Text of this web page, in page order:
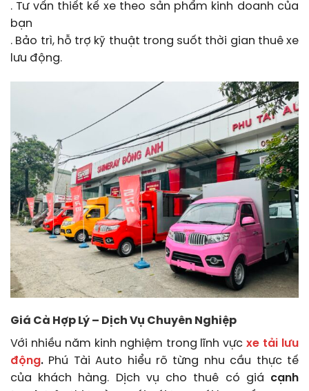
. Tư vấn thiết kế xe theo sản phẩm kinh doanh của
bạn
. Bảo trì, hỗ trợ kỹ thuật trong suốt thời gian thuê xe
lưu động.
Giá Cả Hợp Lý – Dịch Vụ Chuyên Nghiệp
Với nhiều năm kinh nghiệm trong lĩnh vựcxe tải lưu
động. Phú Tài Auto hiểu rõ từng nhu cầu thực tế
của khách hàng. Dịch vụ cho thuê có giá cạnh